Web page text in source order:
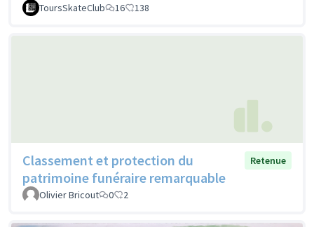
ToursSkateClub 16 138
Classement et protection du
patrimoine funéraire remarquable
Retenue
Olivier Bricout 0 2